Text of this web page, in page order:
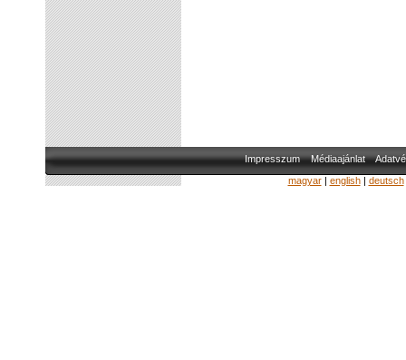
Impresszum Médiaajánlat
magyar| english| deutsch